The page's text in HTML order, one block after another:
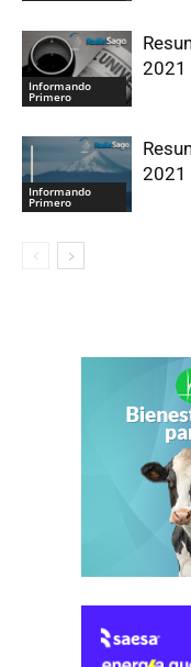
Informando
Primero
2021
Informando
Primero
2021